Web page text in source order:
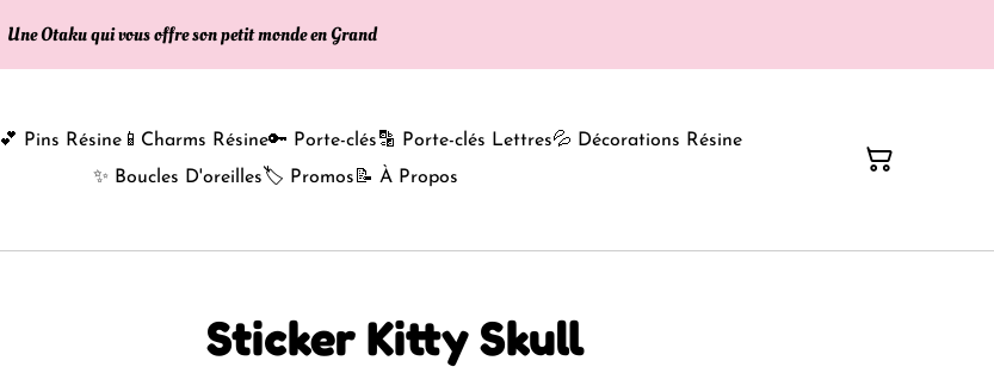
Une Otaku qui vous offre son petit monde en Grand
💕 Pins Résine 📱Charms Résine🔑 Porte-clés🔡 Porte-clés Lettres💦 Décorations Résine
✨ Boucles D'oreilles 🏷️ Promos 📝 À Propos
Sticker Kitty Skull